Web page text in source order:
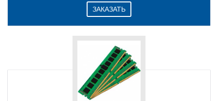
ЗАКАЗАТЬ